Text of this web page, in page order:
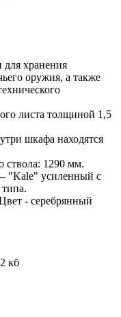
хранения
оружия, а также
листа толщиной 1,5
шкафа находятся
ствола: 1290 мм.
"Kale" усиленный с
- серебрянный
кб